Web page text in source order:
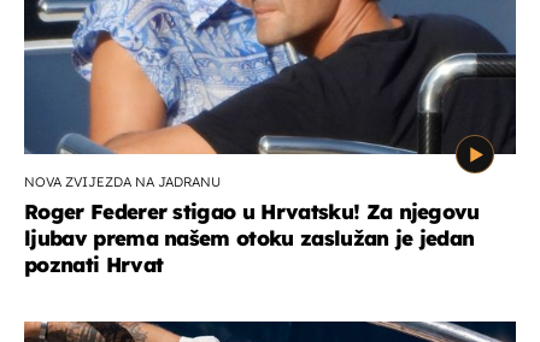
NOVA ZVIJEZDA NA JADRANU
Roger Federer stigao u Hrvatsku! Za njegovu
ljubav prema našem otoku zaslužan je jedan
poznati Hrvat